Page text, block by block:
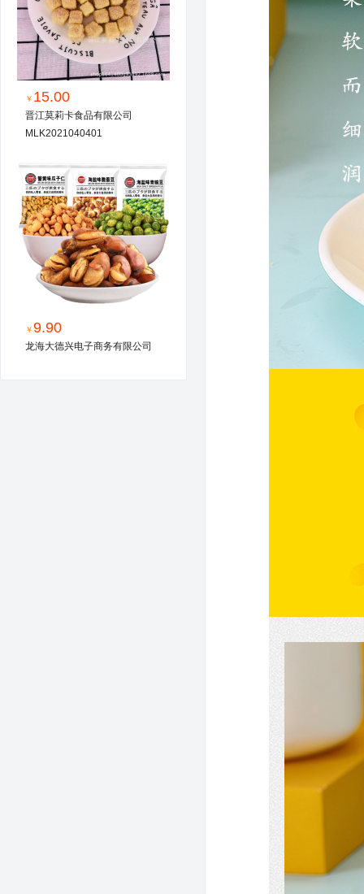
￥ 15.00
晋江莫莉卡食品有限公司
MLK2021040401
￥9.90
龙海大德兴电子商务有限公司